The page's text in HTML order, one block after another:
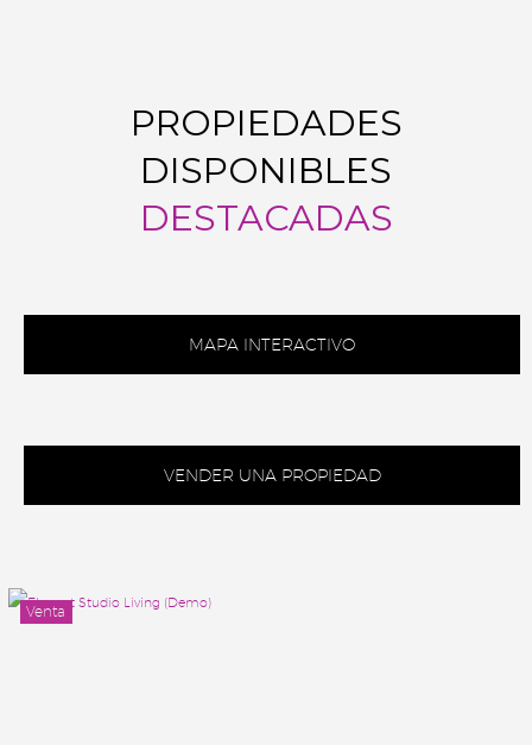
PROPIEDADES
DISPONIBLES
DESTACADAS
MAPA INTERACTIVO
VENDER UNA PROPIEDAD
Venta